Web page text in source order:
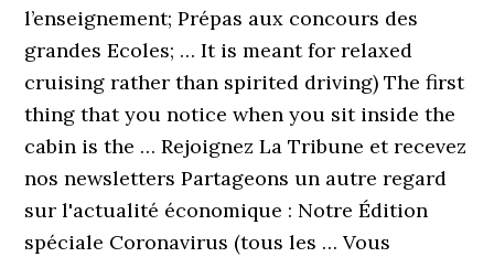
l’enseignement; Prépas aux concours des
grandes Ecoles; … It is meant for relaxed
cruising rather than spirited driving) The first
thing that you notice when you sit inside the
cabin is the … Rejoignez La Tribune et recevez
nos newsletters Partageons un autre regard
sur l'actualité économique : Notre Édition
spéciale Coronavirus (tous les … Vous